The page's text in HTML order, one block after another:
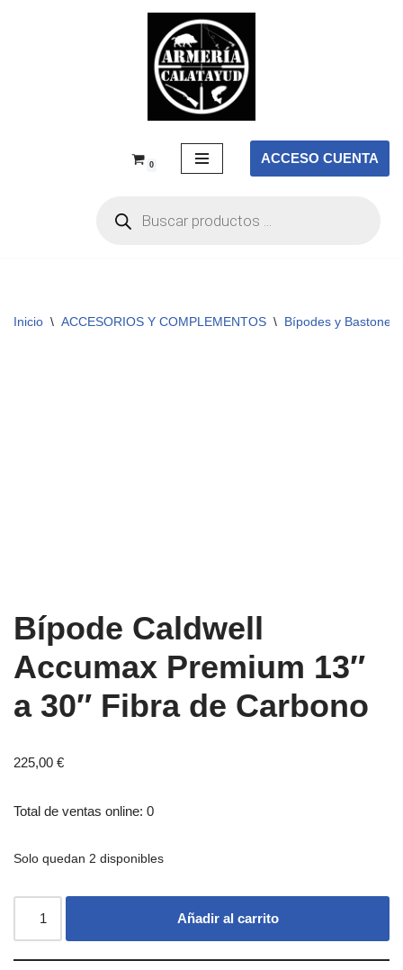
0 ACCESO CUENTA
Inicio \ ACCESORIOS Y COMPLEMENTOS \ Bípodes y Bastones
Bípode Caldwell
Accumax Premium 13″
a 30″ Fibra de Carbono
225,00 €
Total de ventas online: 0
Solo quedan 2 disponibles
Añadir al carrito